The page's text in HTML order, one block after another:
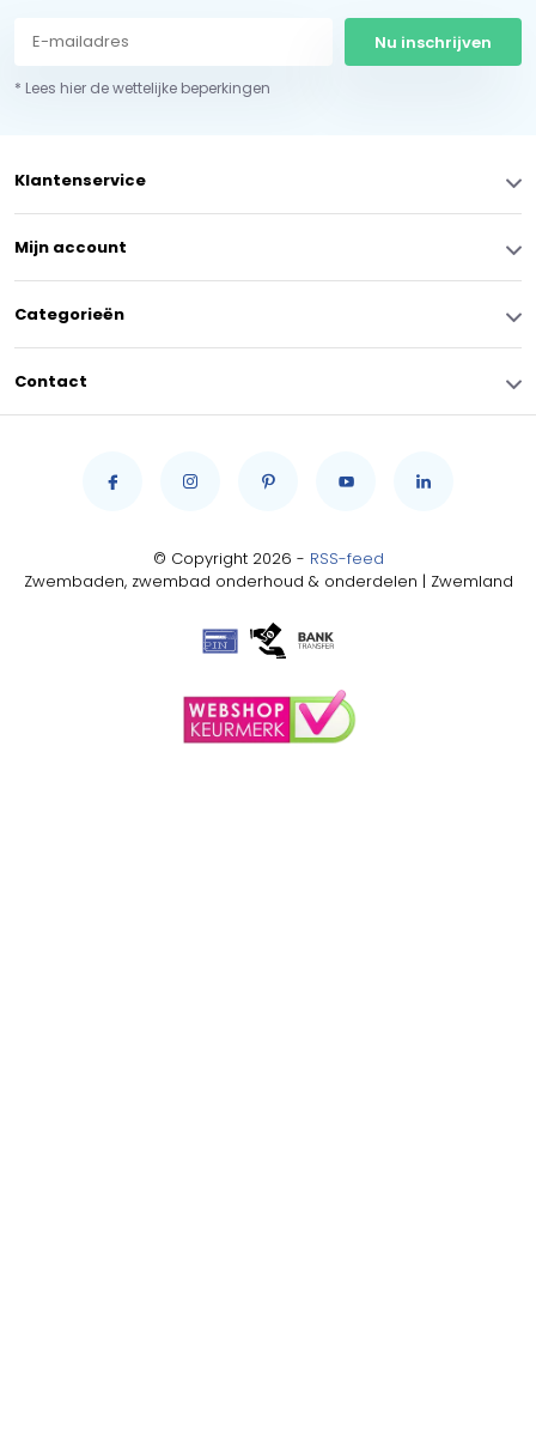
Nu inschrijven
* Lees hier de wettelijke beperkingen
Klantenservice
Mijn account
Categorieën
Contact
© Copyright 2026 - RSS-feed
Zwembaden, zwembad onderhoud & onderdelen | Zwemland